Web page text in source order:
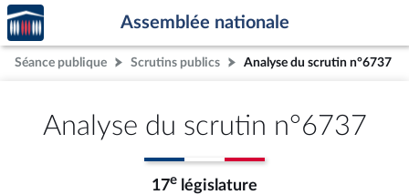
Aller au contenu
Aller en bas de la page
Accèder
à la
page
d'accueil
Assemblée nationale
Séance publique Scrutins publics Analyse du scrutin n°6737
Analyse du scrutin n°6737
17e législature